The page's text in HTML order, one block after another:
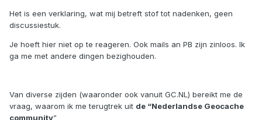
Het is een verklaring, wat mij betreft stof tot nadenken, geen
discussiestuk.
Je hoeft hier niet op te reageren. Ook mails an PB zijn zinloos. Ik
ga me met andere dingen bezighouden.
Van diverse zijden (waaronder ook vanuit GC.NL) bereikt me de
vraag, waarom ik me terugtrek uit de “Nederlandse Geocache
community”